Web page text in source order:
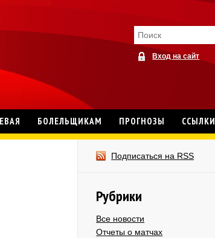
Вход на сайт
БОЛЕЛЬЩИКАМ ПРОГНОЗЫ ССЫЛКИ
Подписаться на RSS
Рубрики
Все новости
Отчеты о матчах